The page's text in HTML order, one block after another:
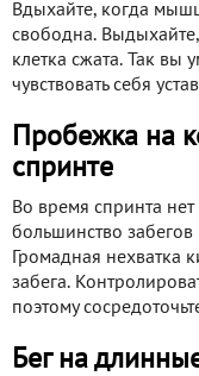
Вдыхайте, когда
свободна.
клетка сжата. Так вы
чувствовать себя
Пробежка на
спринте
Во время спринта
большинство
Громадная нехватка
забега.
поэтому
Бег на